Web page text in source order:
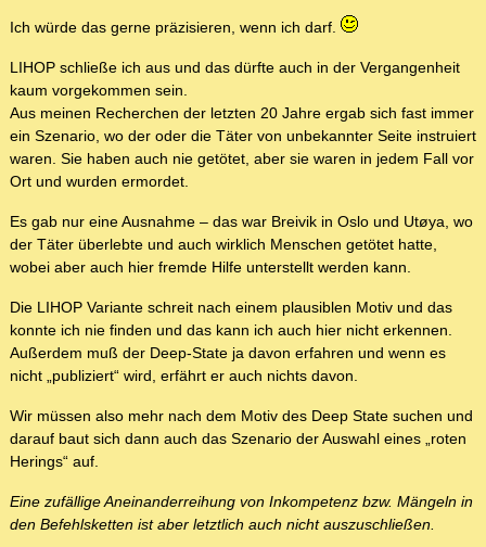
Ich würde das gerne präzisieren, wenn ich darf.
LIHOP schließe ich aus und das dürfte auch in der Vergangenheit
kaum vorgekommen sein.
Aus meinen Recherchen der letzten 20 Jahre ergab sich fast immer
ein Szenario, wo der oder die Täter von unbekannter Seite instruiert
waren. Sie haben auch nie getötet, aber sie waren in jedem Fall vor
Ort und wurden ermordet.
Es gab nur eine Ausnahme – das war Breivik in Oslo und Utøya, wo
der Täter überlebte und auch wirklich Menschen getötet hatte,
wobei aber auch hier fremde Hilfe unterstellt werden kann.
Die LIHOP Variante schreit nach einem plausiblen Motiv und das
konnte ich nie finden und das kann ich auch hier nicht erkennen.
Außerdem muß der Deep-State ja davon erfahren und wenn es
nicht „publiziert“ wird, erfährt er auch nichts davon.
Wir müssen also mehr nach dem Motiv des Deep State suchen und
darauf baut sich dann auch das Szenario der Auswahl eines „roten
Herings“ auf.
Eine zufällige Aneinanderreihung von Inkompetenz bzw. Mängeln in
den Befehlsketten ist aber letztlich auch nicht auszuschließen.